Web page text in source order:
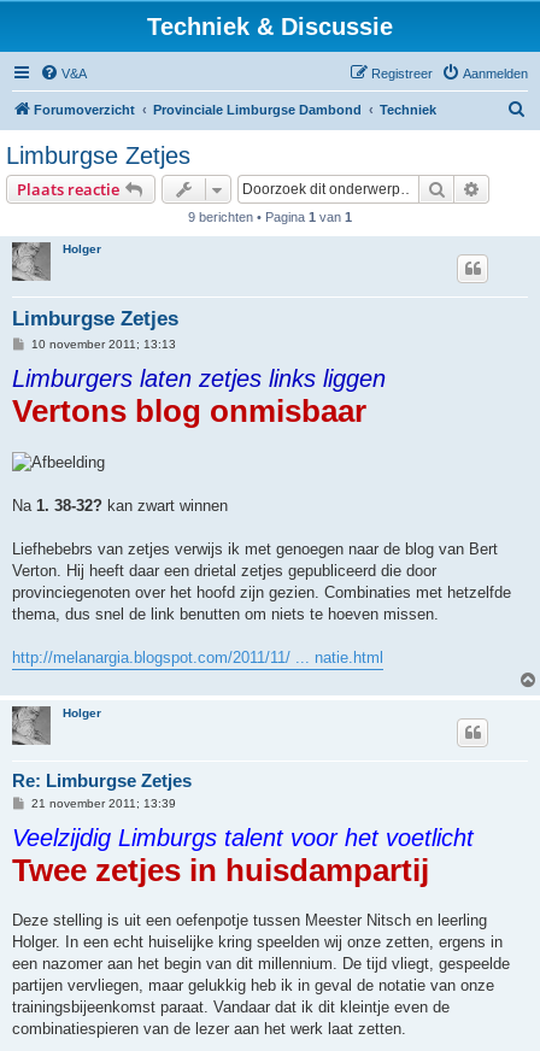
Techniek & Discussie
V&A Aanmelden
Registreer
Forumoverzicht Provinciale Limburgse Dambond Techniek
Limburgse Zetjes
Plaats reactie Zoek
9 berichten • Pagina 1 van 1
Holger
Limburgse Zetjes
B
r
i
c
h
10 november 2011; 13:13
Limburgers laten zetjes links liggen
Vertons blog onmisbaar
Na 1. 38-32? kan zwart winnen
Liefhebebrs van zetjes verwijs ik met genoegen naar de blog van Bert
Verton. Hij heeft daar een drietal zetjes gepubliceerd die door
provinciegenoten over het hoofd zijn gezien. Combinaties met hetzelfde
thema, dus snel de link benutten om niets te hoeven missen.
http://melanargia.blogspot.com/2011/11/ ... natie.html
Holger
Re: Limburgse Zetjes
B
r
i
c
h
21 november 2011; 13:39
Veelzijdig Limburgs talent voor het voetlicht
Twee zetjes in huisdampartij
Deze stelling is uit een oefenpotje tussen Meester Nitsch en leerling
Holger. In een echt huiselijke kring speelden wij onze zetten, ergens in
een nazomer aan het begin van dit millennium. De tijd vliegt, gespeelde
partijen vervliegen, maar gelukkig heb ik in geval de notatie van onze
trainingsbijeenkomst paraat. Vandaar dat ik dit kleintje even de
combinatiespieren van de lezer aan het werk laat zetten.